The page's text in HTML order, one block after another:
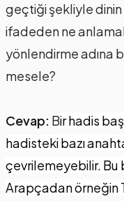
geçtiği şekliyle dinin
ifadeden ne
yönlendirme adına
mesele?
Cevap: Bir hadis
hadisteki bazı
çevrilemeyebilir.
Arapçadan örneğin